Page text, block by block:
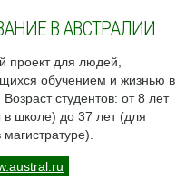
В АВСТРАЛИИ
проект для людей,
обучением и жизнью в
студентов: от 8 лет
в школе) до 37 лет (для